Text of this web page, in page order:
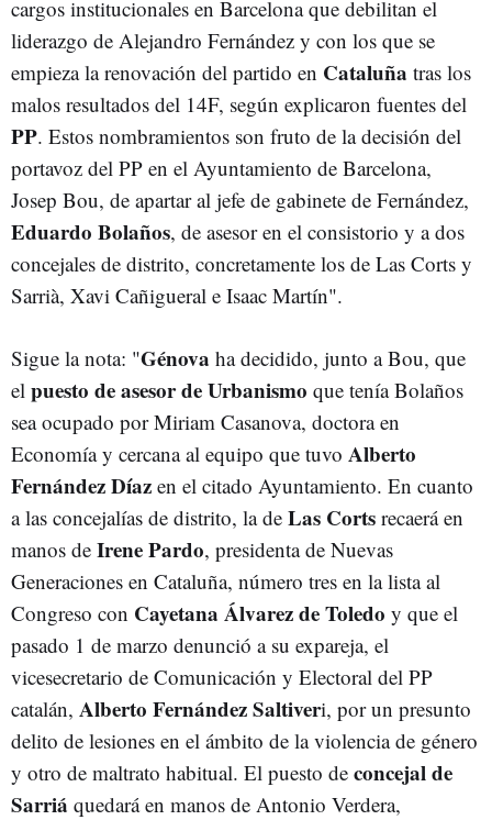
cargos institucionales en Barcelona que debilitan el
liderazgo de Alejandro Fernández y con los que se
empieza la renovación del partido en Cataluña tras los
malos resultados del 14F, según explicaron fuentes del
PP. Estos nombramientos son fruto de la decisión del
portavoz del PP en el Ayuntamiento de Barcelona,
Josep Bou, de apartar al jefe de gabinete de Fernández,
Eduardo Bolaños, de asesor en el consistorio y a dos
concejales de distrito, concretamente los de Las Corts y
Sarrià, Xavi Cañigueral e Isaac Martín".
Sigue la nota: "Génova ha decidido, junto a Bou, que
el puesto de asesor de Urbanismo que tenía Bolaños
sea ocupado por Miriam Casanova, doctora en
Economía y cercana al equipo que tuvo Alberto
Fernández Díaz en el citado Ayuntamiento. En cuanto
a las concejalías de distrito, la de Las Corts recaerá en
manos de Irene Pardo, presidenta de Nuevas
Generaciones en Cataluña, número tres en la lista al
Congreso con Cayetana Álvarez de Toledo y que el
pasado 1 de marzo denunció a su expareja, el
vicesecretario de Comunicación y Electoral del PP
catalán, Alberto Fernández Saltiveri, por un presunto
delito de lesiones en el ámbito de la violencia de género
y otro de maltrato habitual. El puesto de concejal de
Sarriá quedará en manos de Antonio Verdera,